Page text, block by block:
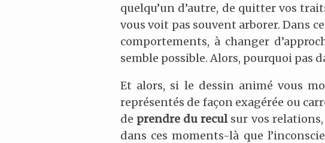
quelqu’un d’autre, de quitter vos
vous voit pas souvent arborer. Dans
comportements, à changer
semble possible. Alors, pourquoi pas
Et alors, si le dessin animé vous
représentés de façon exagérée ou
de prendre du reculsur vos relations,
dans ces moments-là que